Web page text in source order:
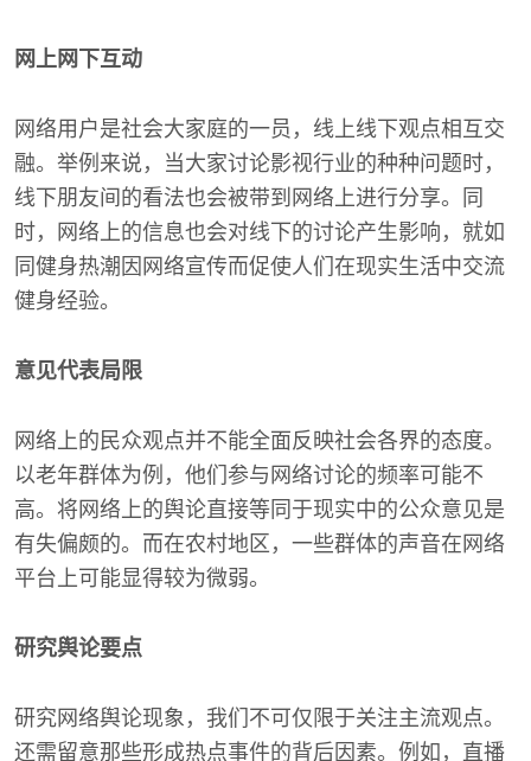
网上网下互动
网络用户是社会大家庭的一员，线上线下观点相互交
融。举例来说，当大家讨论影视行业的种种问题时，
线下朋友间的看法也会被带到网络上进行分享。同
时，网络上的信息也会对线下的讨论产生影响，就如
同健身热潮因网络宣传而促使人们在现实生活中交流
健身经验。
意见代表局限
网络上的民众观点并不能全面反映社会各界的态度。
以老年群体为例，他们参与网络讨论的频率可能不
高。将网络上的舆论直接等同于现实中的公众意见是
有失偏颇的。而在农村地区，一些群体的声音在网络
平台上可能显得较为微弱。
研究舆论要点
研究网络舆论现象，我们不可仅限于关注主流观点。
还需留意那些形成热点事件的背后因素。例如，直播